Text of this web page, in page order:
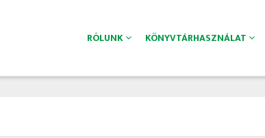
RÓLUNK KÖNYVTÁRHASZNÁLAT